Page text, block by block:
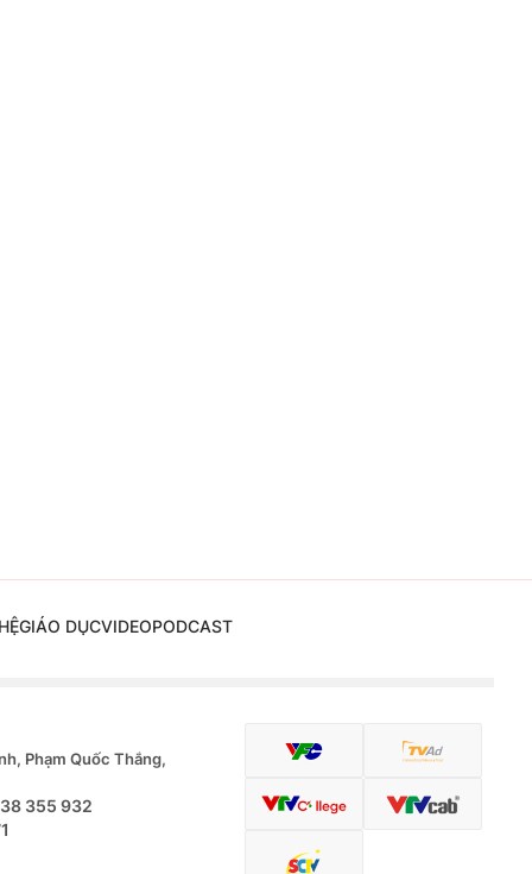
GIÁO DỤCVIDEOPODCAST
Phạm Quốc Thắng,
355 932